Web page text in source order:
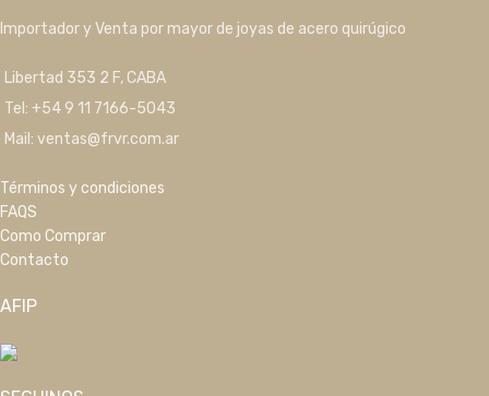
Importador y Venta por mayor de joyas de acero quirúgico
Libertad 353 2 F, CABA
Tel: +54 9 11 7166-5043
Mail: ventas@frvr.com.ar
Términos y condiciones
FAQS
Como Comprar
Contacto
AFIP